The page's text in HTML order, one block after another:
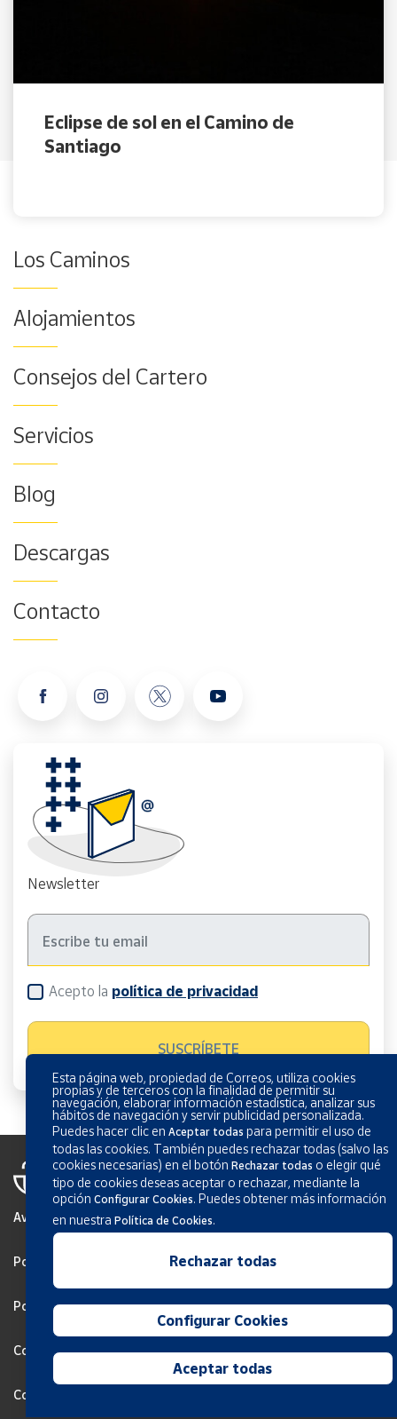
Eclipse de sol en el Camino de
Santiago
Los Caminos
Alojamientos
Consejos del Cartero
Servicios
Blog
Descargas
Contacto
Newsletter
Acepto la política de privacidad
Aviso Legal
Política de privacidad
Política de Cookies
Configurar Cookies
Condiciones generales de los servicios
Esta página web, propiedad de Correos, utiliza cookies
propias y de terceros con la finalidad de permitir su
navegación, elaborar información estadística, analizar sus
hábitos de navegación y servir publicidad personalizada.
Puedes hacer clic enAceptar todas para permitir el uso de
todas las cookies. También puedes rechazar todas (salvo las
cookies necesarias) en el botónRechazar todas o elegir qué
tipo de cookies deseas aceptar o rechazar, mediante la
opciónConfigurar Cookies. Puedes obtener más información
en nuestraPolítica de Cookies.
Rechazar todas
Configurar Cookies
Aceptar todas